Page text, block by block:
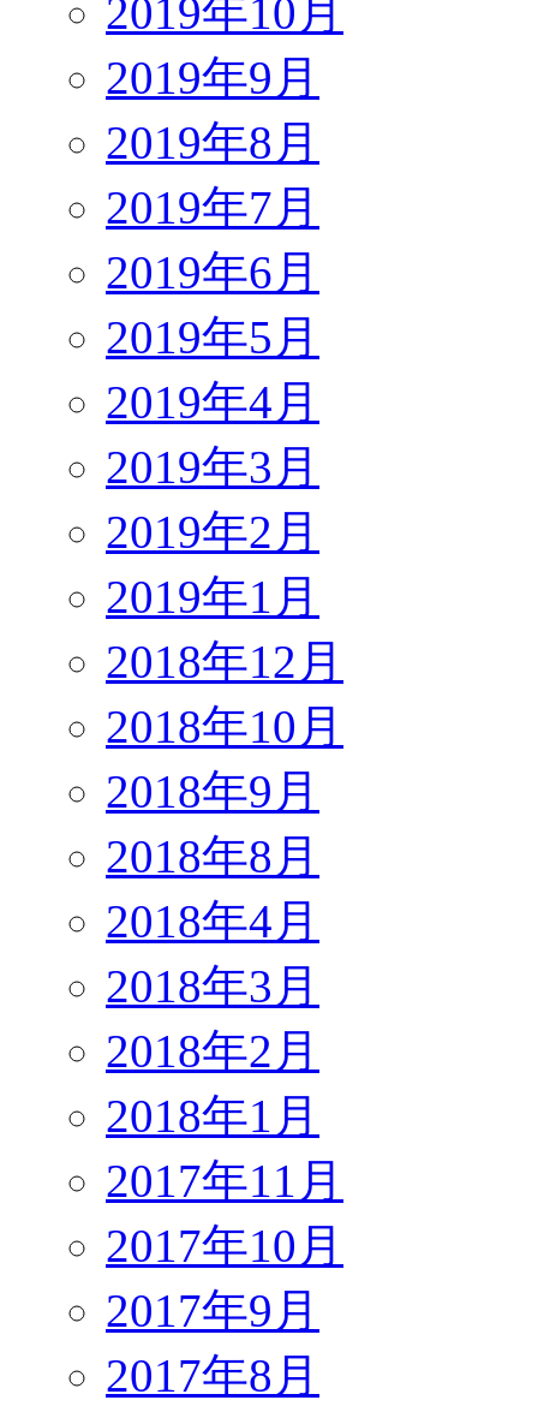
2019年10月
2019年9月
2019年8月
2019年7月
2019年6月
2019年5月
2019年4月
2019年3月
2019年2月
2019年1月
2018年12月
2018年10月
2018年9月
2018年8月
2018年4月
2018年3月
2018年2月
2018年1月
2017年11月
2017年10月
2017年9月
2017年8月